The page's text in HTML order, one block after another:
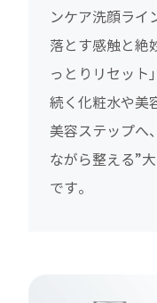
ンケア洗顔ライ
落とす感触と絶
っとりリセット
続く化粧水や美
美容ステップへ
ながら整える”
です。